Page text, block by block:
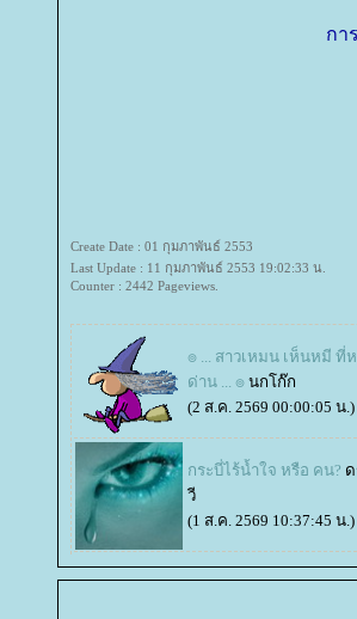
กา
Create Date : 01 กุมภาพันธ์ 2553
Last Update : 11 กุมภาพันธ์ 2553 19:02:33 น.
Counter : 2442 Pageviews.
๏ ... สาวเหมน เห็นหมี ที่
ด่าน ... ๏ นกโก๊ก
(2 ส.ค. 2569 00:00:05 น.)
กระบี่ไร้น้ำใจ หรือ คน?
วี
(1 ส.ค. 2569 10:37:45 น.)